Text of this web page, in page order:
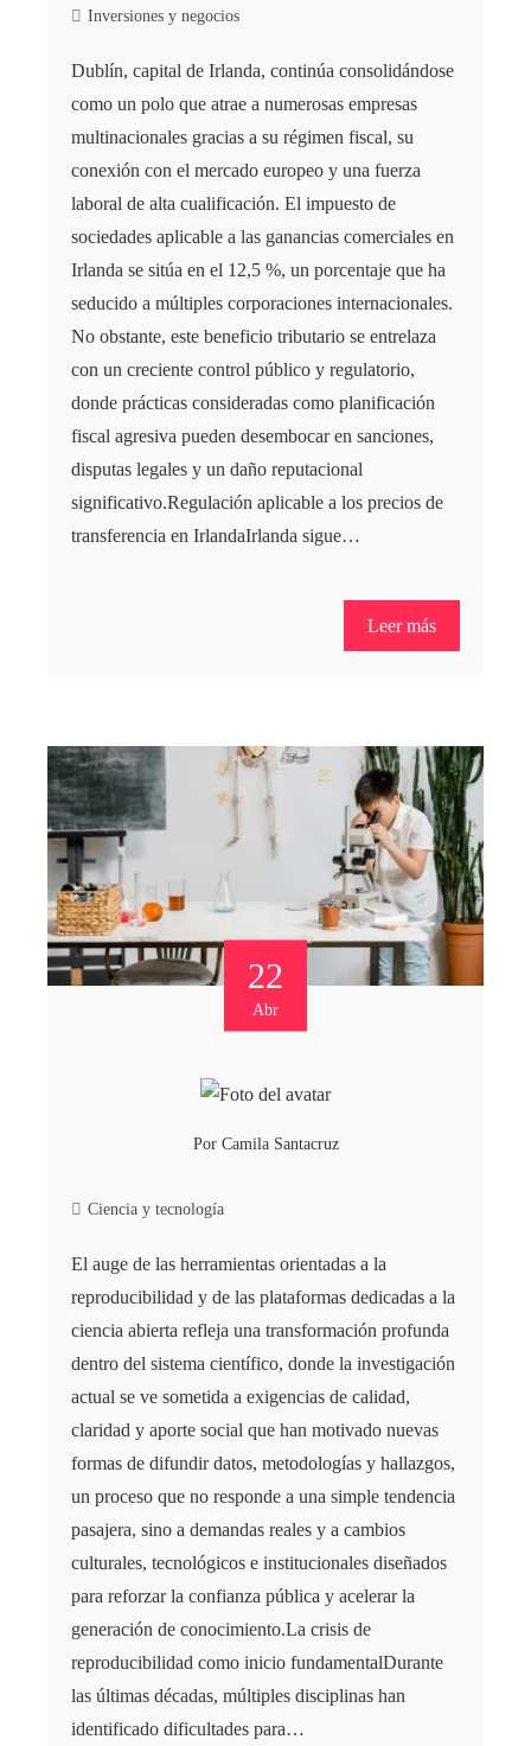
Inversiones y negocios
Dublín, capital de Irlanda, continúa consolidándose
como un polo que atrae a numerosas empresas
multinacionales gracias a su régimen fiscal, su
conexión con el mercado europeo y una fuerza
laboral de alta cualificación. El impuesto de
sociedades aplicable a las ganancias comerciales en
Irlanda se sitúa en el 12,5 %, un porcentaje que ha
seducido a múltiples corporaciones internacionales.
No obstante, este beneficio tributario se entrelaza
con un creciente control público y regulatorio,
donde prácticas consideradas como planificación
fiscal agresiva pueden desembocar en sanciones,
disputas legales y un daño reputacional
significativo.Regulación aplicable a los precios de
transferencia en IrlandaIrlanda sigue…
Leer más
22
Abr
Por Camila Santacruz
Ciencia y tecnología
El auge de las herramientas orientadas a la
reproducibilidad y de las plataformas dedicadas a la
ciencia abierta refleja una transformación profunda
dentro del sistema científico, donde la investigación
actual se ve sometida a exigencias de calidad,
claridad y aporte social que han motivado nuevas
formas de difundir datos, metodologías y hallazgos,
un proceso que no responde a una simple tendencia
pasajera, sino a demandas reales y a cambios
culturales, tecnológicos e institucionales diseñados
para reforzar la confianza pública y acelerar la
generación de conocimiento.La crisis de
reproducibilidad como inicio fundamentalDurante
las últimas décadas, múltiples disciplinas han
identificado dificultades para…